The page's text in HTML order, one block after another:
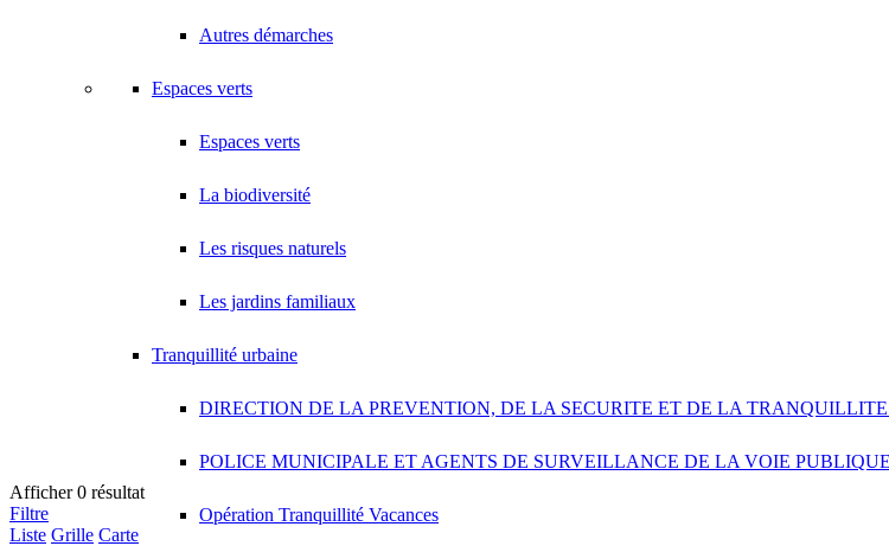
Autres démarches
Espaces verts
Espaces verts
La biodiversité
Les risques naturels
Les jardins familiaux
Tranquillité urbaine
DIRECTION DE LA PREVENTION, DE LA SECURITE ET DE LA
POLICE MUNICIPALE ET AGENTS DE SURVEILLANCE DE LA VOIE
Opération Tranquillité Vacances
Afficher 0 résultat
Filtre
Liste Grille Carte